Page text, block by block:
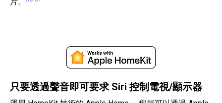
只要透過聲音即可要求 Siri 控制電視/顯示器